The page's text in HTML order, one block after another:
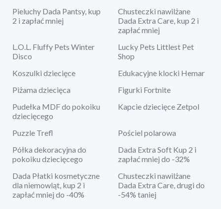
Pieluchy Dada Pantsy, kup
2 i zapłać mniej
Chusteczki nawilżane
Dada Extra Care, kup 2 i
zapłać mniej
L.O.L. Fluffy Pets Winter
Disco
Lucky Pets Littlest Pet
Shop
Koszulki dziecięce
Edukacyjne klocki Hemar
Piżama dziecięca
Figurki Fortnite
Pudełka MDF do pokoiku
dziecięcego
Kapcie dziecięce Zetpol
Puzzle Trefl
Pościel polarowa
Półka dekoracyjna do
pokoiku dziecięcego
Dada Extra Soft Kup 2 i
zapłać mniej do -32%
Dada Płatki kosmetyczne
dla niemowląt, kup 2 i
zapłać mniej do -40%
Chusteczki nawilżane
Dada Extra Care, drugi do
-54% taniej